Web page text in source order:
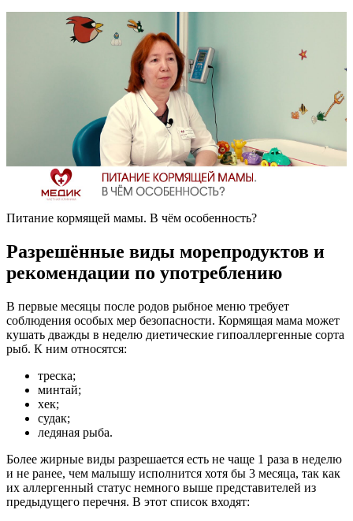
Питание кормящей мамы. В чём особенность?
Разрешённые виды морепродуктов и
рекомендации по употреблению
В первые месяцы после родов рыбное меню требует
соблюдения особых мер безопасности. Кормящая мама может
кушать дважды в неделю диетические гипоаллергенные сорта
рыб. К ним относятся:
треска;
минтай;
хек;
судак;
ледяная рыба.
Более жирные виды разрешается есть не чаще 1 раза в неделю
и не ранее, чем малышу исполнится хотя бы 3 месяца, так как
их аллергенный статус немного выше представителей из
предыдущего перечня. В этот список входят: